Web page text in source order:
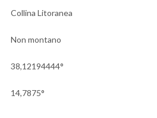
Collina Litoranea
Non montano
38,12194444°
14,7875°